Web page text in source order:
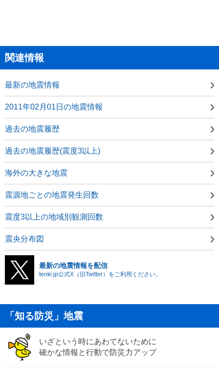
関連情報
最新の地震情報
2011年02月01日の地震情報
過去の地震履歴
過去の地震履歴(震度3以上)
海外の大きな地震
震源地ごとの地震発生回数
震度3以上の地域別観測回数
震央分布図
最新の地震情報を配信
tenki.jp公式X（旧Twitter）をご利用ください。
「知る防災」地震
いざという時にあわてないために
確かな情報と行動で防災力アップ